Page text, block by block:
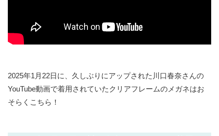
2025年1月22日に、久しぶりにアップされた川口春奈さんの
YouTube動画で着用されていたクリアフレームのメガネはお
そらくこちら！